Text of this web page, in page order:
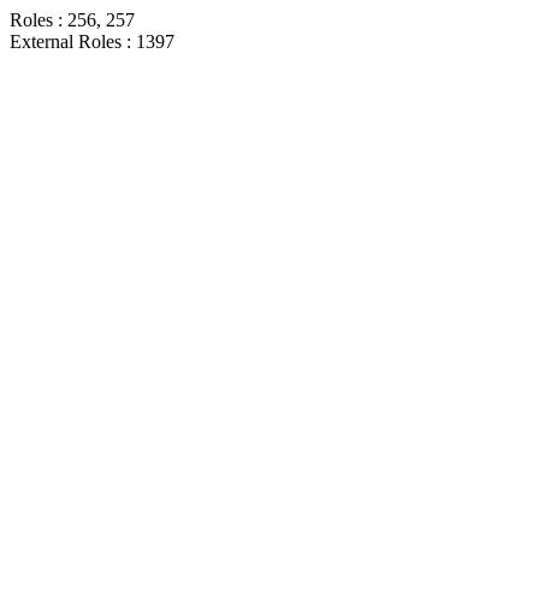
Roles : 256, 257
External Roles : 1397